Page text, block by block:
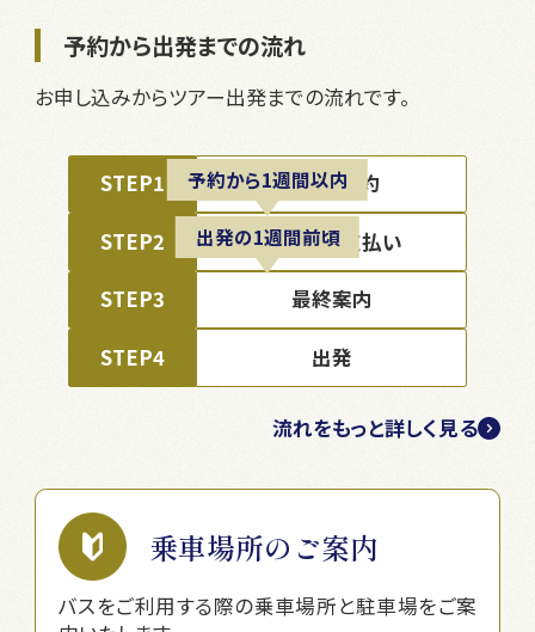
予約から出発までの流れ
お申し込みからツアー出発までの流れです。
STEP1 ツアー予約
予約から1週間以内
STEP2 料金のお支払い
出発の1週間前頃
STEP3 最終案内
STEP4 出発
流れをもっと詳しく見る
乗車場所のご案内
バスをご利用する際の乗車場所と駐車場をご案